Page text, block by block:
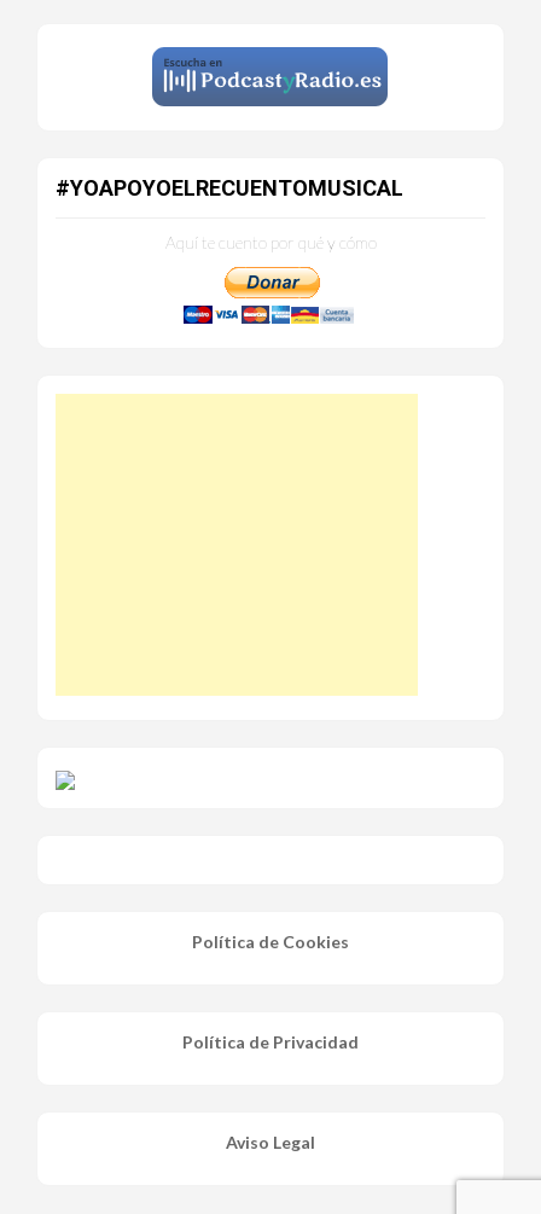
#YOAPOYOELRECUENTOMUSICAL
Aquí te cuento por qué y cómo
Política de Cookies
Política de Privacidad
Aviso Legal